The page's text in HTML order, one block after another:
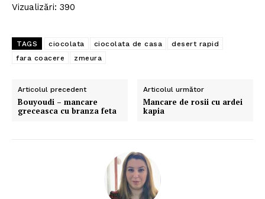
Vizualizări: 390
TAGS ciocolata ciocolata de casa
desert rapid
fara coacere
zmeura
Articolul precedent
Bouyoudi – mancare
greceasca cu branza feta
Articolul următor
Mancare de rosii cu ardei
kapia